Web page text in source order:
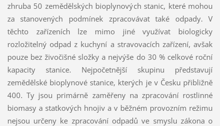
zhruba 50 zemědělských bioplynových stanic, které mohou
za stanovených podmínek zpracovávat také odpady. V
těchto zařízeních lze mimo jiné využívat biologicky
rozložitelný odpad z kuchyní a stravovacích zařízení, avšak
pouze bez živočišné složky a nejvýše do 30 % celkové roční
kapacity stanice. Nejpočetnější skupinu představují
zemědělské bioplynové stanice, kterých je v Česku přibližně
400. Ty jsou primárně zaměřeny na zpracování rostlinné
biomasy a statkových hnojiv a v běžném provozním režimu
nejsou určeny ke zpracování odpadů ve smyslu zákona o